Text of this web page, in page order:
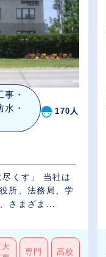
・
・
170人
くす」 当社は
所、法務局、学
さまざま...
大
専門 高校